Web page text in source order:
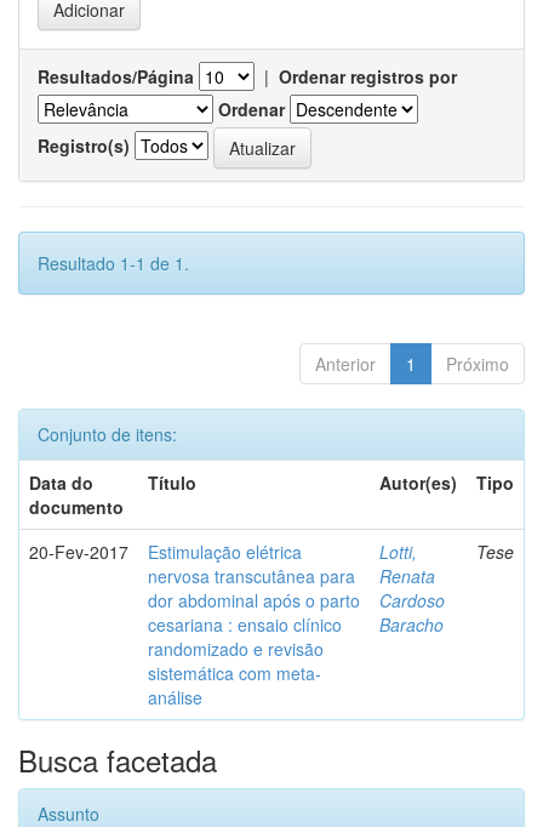
Resultados/Página | Ordenar registros por
Ordenar
Registro(s)
Resultado 1-1 de 1.
Anterior 1 Próximo
Conjunto de itens:
Data do
documento
Título Autor(es) Tipo
20-Fev-2017
Estimulação elétrica
nervosa transcutânea para
dor abdominal após o parto
cesariana : ensaio clínico
randomizado e revisão
sistemática com meta-
análise
Lotti,
Renata
Cardoso
Baracho
Tese
Busca facetada
Assunto